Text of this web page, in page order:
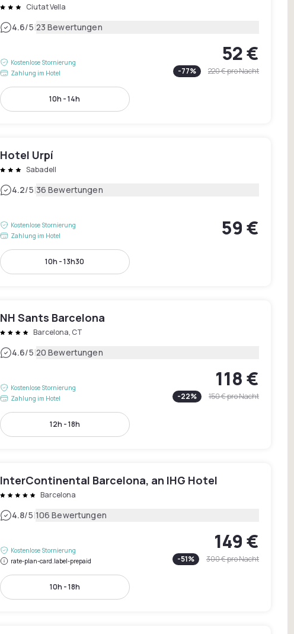
Ciutat Vella
4.6/5|23 Bewertungen
Kostenlose Stornierung
Zahlung im Hotel
52 €
-77% 220 €pro Nacht
10h - 14h
Hotel Urpí
Sabadell
4.2/5|36 Bewertungen
Kostenlose Stornierung
Zahlung im Hotel
59 €
10h - 13h30
NH Sants Barcelona
Barcelona, CT
4.6/5|20 Bewertungen
Kostenlose Stornierung
Zahlung im Hotel
118 €
-22% 150 €pro Nacht
12h - 18h
InterContinental Barcelona, an IHG Hotel
Barcelona
4.8/5|106 Bewertungen
Kostenlose Stornierung
rate-plan-card.label-prepaid
149 €
-51% 300 €pro Nacht
10h - 18h